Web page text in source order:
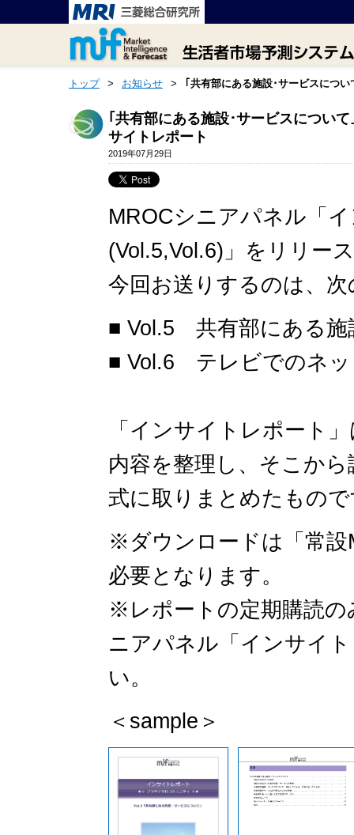
トップ > お知らせ > ｢共有部にある施設･サービスにつ
｢共有部にある施設･サービスについ
サイトレポート
2019年07月29日
MROCシニアパネル「
(Vol.5,Vol.6)」をリリー
今回お送りするのは、
■ Vol.5 共有部にある施
■ Vol.6 テレビでのネッ
「インサイトレポート
内容を整理し、そこか
式に取りまとめたもの
※ダウンロードは「常設
必要となります。
※レポートの定期購読の
ニアパネル「インサイ
い。
＜sample＞